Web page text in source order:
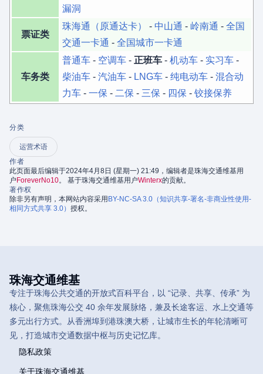
漏洞
票证类
珠海通（原通达卡） - 中山通 - 岭南通 - 全国
交通一卡通 - 全国城市一卡通
车务类
普通车 - 空调车 - 正班车 - 机动车 - 实习车 -
柴油车 - 汽油车 - LNG车 - 纯电动车 - 混合动
力车 - 一保 - 二保 - 三保 - 四保 - 铰接保养
分类
运营术语
作者
此页面最后编辑于2024年4月8日 (星期一) 21:49，编辑者是珠海交通维基用
户ForeverNo10。 基于珠海交通维基用户Winterx的贡献。
著作权
除非另有声明，本网站内容采用BY-NC-SA 3.0（知识共享-署名-非商业性使用-
相同方式共享 3.0） 授权。
珠海交通维基
专注于珠海公共交通的开放式百科平台，以 “记录、共享、传承” 为
核心，聚焦珠海公交 40 余年发展脉络，兼及长途客运、水上交通等
多元出行方式。从香洲埠到港珠澳大桥，让城市生长的年轮清晰可
见，打造城市交通数据中枢与历史记忆库。
隐私政策
关于珠海交通维基